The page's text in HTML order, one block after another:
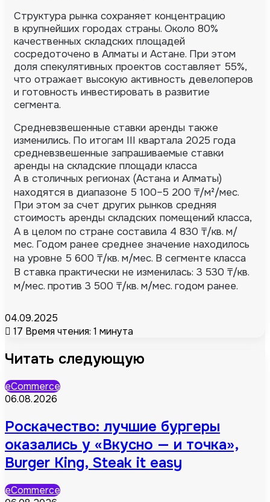
Структура рынка сохраняет концентрацию
в крупнейших городах страны. Около 80%
качественных складских площадей
сосредоточено в Алматы и Астане. При этом
доля спекулятивных проектов составляет 55%,
что отражает высокую активность девелоперов
и готовность инвестировать в развитие
сегмента.
Средневзвешенные ставки аренды также
изменились. По итогам III квартала 2025 года
средневзвешенные запрашиваемые ставки
аренды на складские площади класса
A в столичных регионах (Астана и Алматы)
находятся в диапазоне 5 100–5 200 ₸/м²/мес.
При этом за счет других рынков средняя
стоимость аренды складских помещений класса,
А в целом по стране составила 4 830 ₸/кв. м/
мес. Годом ранее среднее значение находилось
на уровне 5 600 ₸/кв. м/мес. В сегменте класса
B ставка практически не изменилась: 3 530 ₸/кв.
м/мес. против 3 500 ₸/кв. м/мес. годом ранее.
04.09.2025
17 Время чтения: 1 минута
Читать следующую
eCommerce
06.08.2026
Роскачество: лучшие бургеры
оказались у «Вкусно — и точка»,
Burger King, Steak it easy
eCommerce